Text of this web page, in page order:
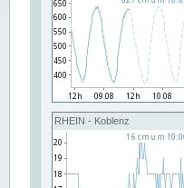
RHEIN - Koblenz